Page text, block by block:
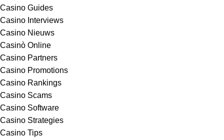
Casino Guides
Casino Interviews
Casino Nieuws
Casinò Online
Casino Partners
Casino Promotions
Casino Rankings
Casino Scams
Casino Software
Casino Strategies
Casino Tips